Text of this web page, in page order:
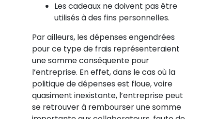
Les cadeaux ne doivent pas être
utilisés à des fins personnelles.
Par ailleurs, les dépenses engendrées
pour ce type de frais représenteraient
une somme conséquente pour
l’entreprise. En effet, dans le cas où la
politique de dépenses est floue, voire
quasiment inexistante, l’entreprise peut
se retrouver à rembourser une somme